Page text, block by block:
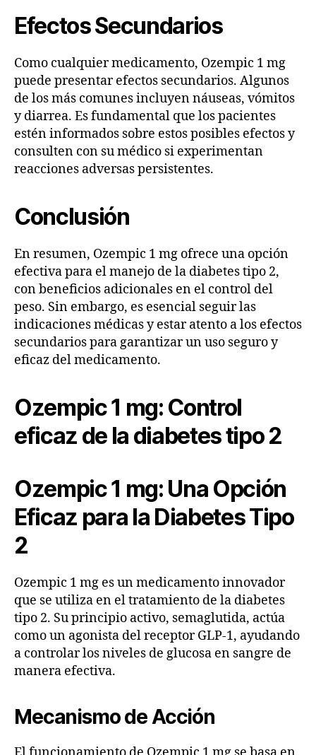
Efectos Secundarios
Como cualquier medicamento, Ozempic 1 mg
puede presentar efectos secundarios. Algunos
de los más comunes incluyen náuseas, vómitos
y diarrea. Es fundamental que los pacientes
estén informados sobre estos posibles efectos y
consulten con su médico si experimentan
reacciones adversas persistentes.
Conclusión
En resumen, Ozempic 1 mg ofrece una opción
efectiva para el manejo de la diabetes tipo 2,
con beneficios adicionales en el control del
peso. Sin embargo, es esencial seguir las
indicaciones médicas y estar atento a los efectos
secundarios para garantizar un uso seguro y
eficaz del medicamento.
Ozempic 1 mg: Control
eficaz de la diabetes tipo 2
Ozempic 1 mg: Una Opción
Eficaz para la Diabetes Tipo
2
Ozempic 1 mg es un medicamento innovador
que se utiliza en el tratamiento de la diabetes
tipo 2. Su principio activo, semaglutida, actúa
como un agonista del receptor GLP-1, ayudando
a controlar los niveles de glucosa en sangre de
manera efectiva.
Mecanismo de Acción